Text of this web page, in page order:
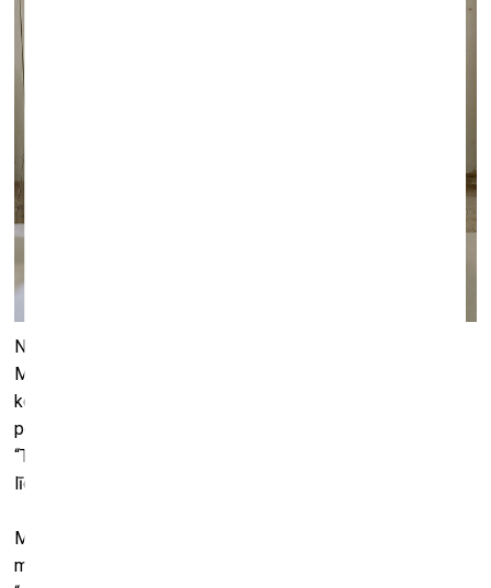
No 26. maija līdz 24. jūlijam kultūrtelpas “Tu jau zini kur”
Mazajā zālē norisināsies izstāžu cikls “Artefaktu
konstrukcijas”. Izstāžu ciklu aizsāks Miķeļa Mūrnieka
personālizstāde “Visual pleasure theory”, kas kultūrtelpas
“Tu jau zini kur” Mazajā zālē būs aplūkojama no 26. maija
līdz 5. jūnijam.
Mākslinieka jaunāko darbu sērijas ekspozīcija caur
mulsinošu, vizuāli daudzslāņainu brutalitāti un salauztu